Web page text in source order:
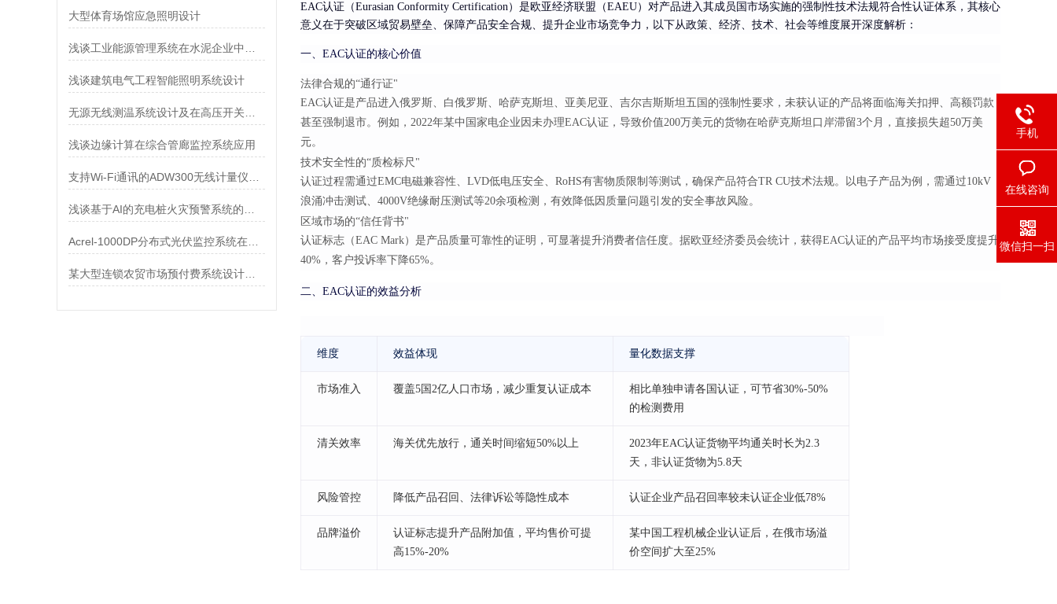
大型体育场馆应急照明设计
浅谈建筑电气工程智能照明系统设计
浅谈边缘计算在综合管廊监控系统应用
Acrel-1000DP分布式光伏监控系统在广西大茅垌4.08MW分布式光伏中的应用
某大型连锁农贸市场预付费系统设计与应用
EAC认证（Eurasian Conformity Certification）是欧亚经济联盟（EAEU）对产品进入其成员国市场实施的强制性技术法规符合性认证体系，其核心
意义在于突破区域贸易壁垒、保障产品安全合规、提升企业市场竞争力，以下从政策、经济、技术、社会等维度展开深度解析：
一、EAC认证的核心价值
法律合规的“通行证"
EAC认证是产品进入俄罗斯、白俄罗斯、哈萨克斯坦、亚美尼亚、吉尔吉斯斯坦五国的强制性要求，未获认证的产品将面临海关扣押、高额罚款
甚至强制退市。例如，2022年某中国家电企业因未办理EAC认证，导致价值200万美元的货物在哈萨克斯坦口岸滞留3个月，直接损失超50万美
元。
技术安全性的“质检标尺"
认证过程需通过EMC电磁兼容性、LVD低电压安全、RoHS有害物质限制等测试，确保产品符合TR CU技术法规。以电子产品为例，需通过10kV
浪涌冲击测试、4000V绝缘耐压测试等20余项检测，有效降低因质量问题引发的安全事故风险。
区域市场的“信任背书"
认证标志（EAC Mark）是产品质量可靠性的证明，可显著提升消费者信任度。据欧亚经济委员会统计，获得EAC认证的产品平均市场接受度提升
40%，客户投诉率下降65%。
二、EAC认证的效益分析
维度 效益体现 量化数据支撑
市场准入 覆盖5国2亿人口市场，减少重复认证成本
相比单独申请各国认证，可节省30%-50%
的检测费用
清关效率 海关优先放行，通关时间缩短50%以上
2023年EAC认证货物平均通关时长为2.3
天，非认证货物为5.8天
风险管控 降低产品召回、法律诉讼等隐性成本 认证企业产品召回率较未认证企业低78%
品牌溢价
认证标志提升产品附加值，平均售价可提
高15%-20%
某中国工程机械企业认证后，在俄市场溢
价空间扩大至25%
手机
在线咨询
微信扫一扫